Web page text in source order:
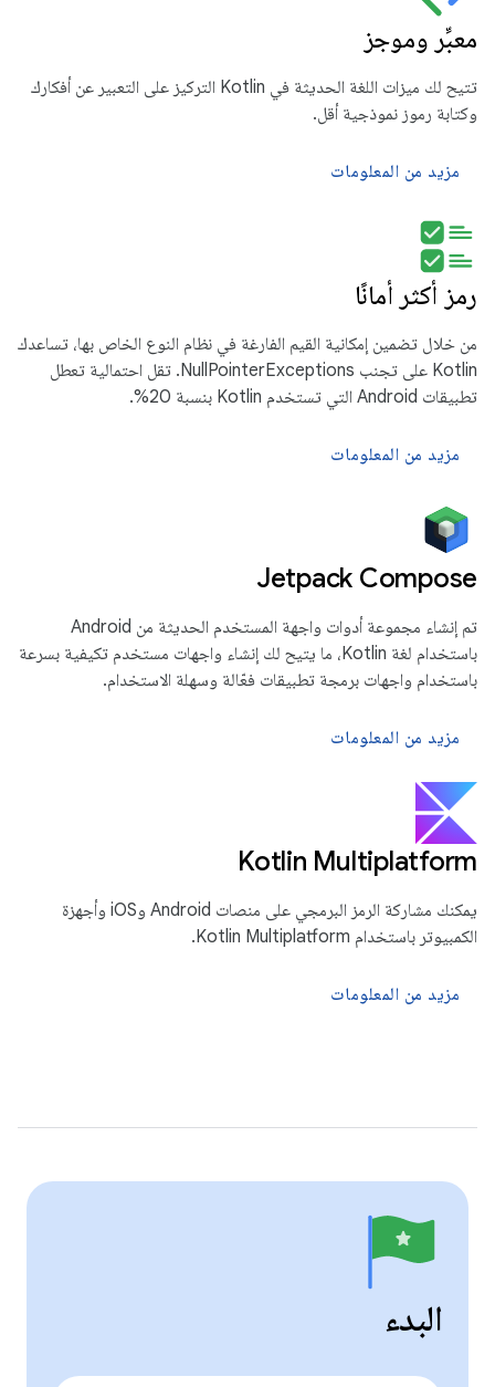
معبِّر وموجز
تتيح لك ميزات اللغة الحديثة في Kotlin التركيز على التعبير عن أفكارك
وكتابة رموز نموذجية أقل.
مزيد من المعلومات
رمز أكثر أمانًا
من خلال تضمين إمكانية القيم الفارغة في نظام النوع الخاص بها، تساعدك
Kotlin على تجنب NullPointerExceptions. تقل احتمالية تعطل
تطبيقات Android التي تستخدم Kotlin بنسبة 20%.
مزيد من المعلومات
Jetpack Compose
تم إنشاء مجموعة أدوات واجهة المستخدم الحديثة من Android
باستخدام لغة Kotlin، ما يتيح لك إنشاء واجهات مستخدم تكيفية بسرعة
باستخدام واجهات برمجة تطبيقات فعّالة وسهلة الاستخدام.
مزيد من المعلومات
‫Kotlin Multiplatform
يمكنك مشاركة الرمز البرمجي على منصات Android وiOS وأجهزة
الكمبيوتر باستخدام Kotlin Multiplatform.
مزيد من المعلومات
البدء